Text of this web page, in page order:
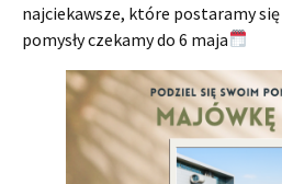
najciekawsze, które postaramy
pomysły czekamy do 6 maja